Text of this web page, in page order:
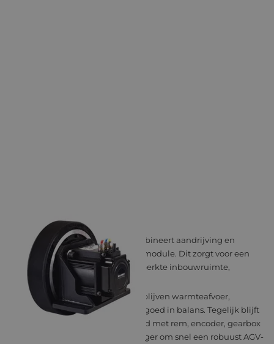
MSD DRIVING WHEEL
De MSD Driving Wheel-serie combineert aandrijving en
mechanica in één compacte wielmodule. Dit zorgt voor een
hoge vermogensdichtheid en beperkte inbouwruimte,
geschikt voor AGV’s tot 3 ton.
Door het geïntegreerde ontwerp blijven warmteafvoer,
geluidsniveau en belastbaarheid goed in balans. Tegelijk blijft
configuratie mogelijk, bijvoorbeeld met rem, encoder, gearbox
en driver. Dit maakt het eenvoudiger om snel een robuust AGV-